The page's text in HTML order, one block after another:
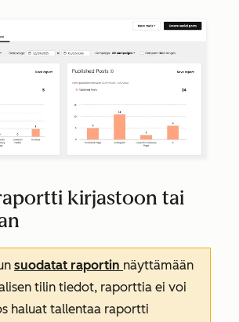
kirjastoon tai
suodatat raportin näyttämään
tilin tiedot, raporttia ei voi
haluat tallentaa raportti